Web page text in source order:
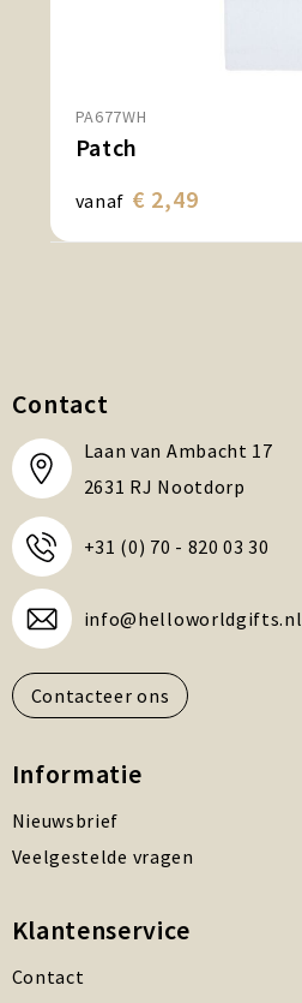
PA677WH
Patch
vanaf € 2,49
Contact
Laan van Ambacht 17
2631 RJ Nootdorp
+31 (0) 70 - 820 03 30
info@helloworldgifts.nl
Contacteer ons
Informatie
Nieuwsbrief
Veelgestelde vragen
Klantenservice
Contact